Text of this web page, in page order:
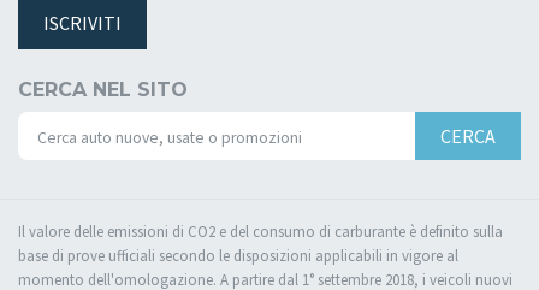
ISCRIVITI
CERCA NEL SITO
CERCA
Il valore delle emissioni di CO2 e del consumo di carburante è definito sulla
base di prove ufficiali secondo le disposizioni applicabili in vigore al
momento dell'omologazione. A partire dal 1° settembre 2018, i veicoli nuovi